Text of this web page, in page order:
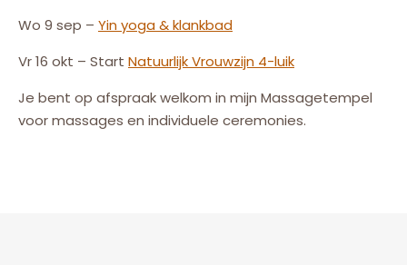
Wo 9 sep – Yin yoga & klankbad
Vr 16 okt – Start NatuurlijkVrouwzijn 4-luik
Je bent op afspraak welkom in mijn Massagetempel
voor massages en individuele ceremonies.